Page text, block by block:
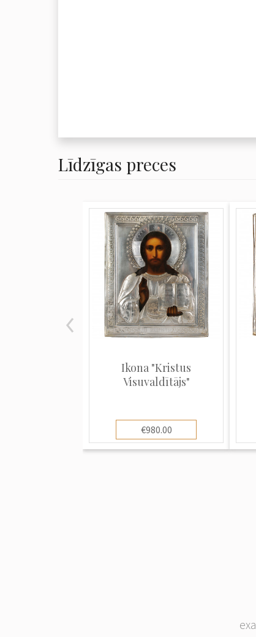
Līdzīgas preces
Ikona "Kristus
Visuvaldītājs"
€980.00